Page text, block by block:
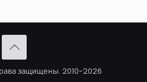
защищены. 2010-2026